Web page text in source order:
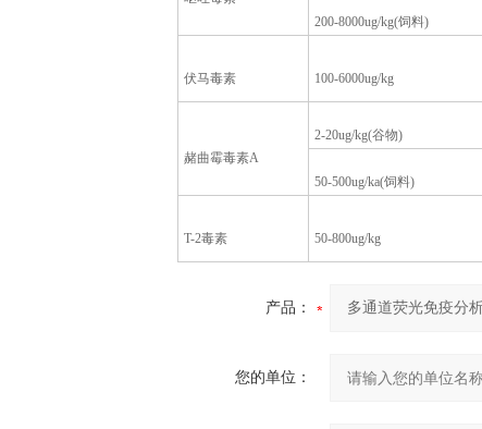
200-8000ug/kg(饲料)
伏马毒素 100-6000ug/kg
赭曲霉毒素A
2-20ug/kg(谷物)
50-500ug/ka(饲料)
T-2毒素 50-800ug/kg
产品：
您的单位：